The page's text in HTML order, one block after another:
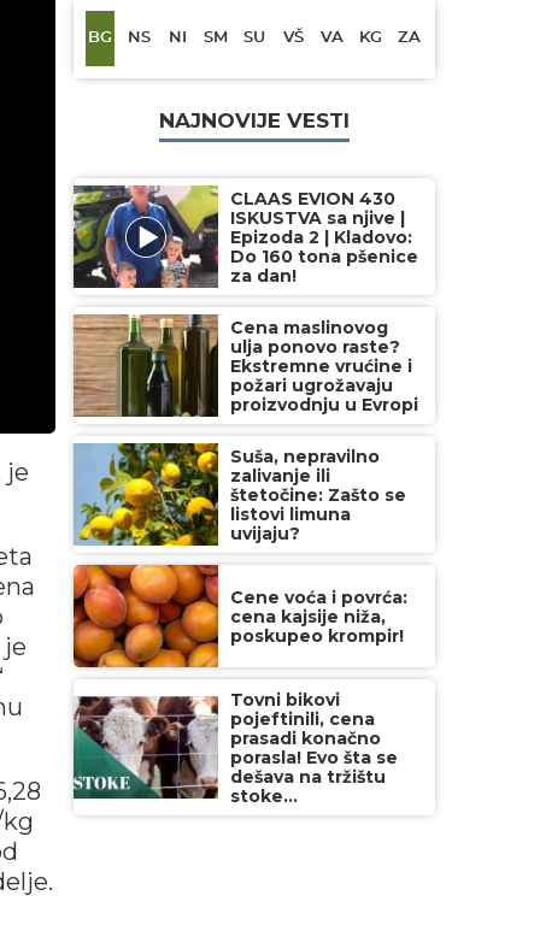
je
je
BG NS NI SM SU VŠ VA KG ZA
NAJNOVIJE VESTI
CLAAS EVION 430
ISKUSTVA sa njive |
Epizoda 2 | Kladovo:
Do 160 tona pšenice
za dan!
Cena maslinovog
ulja ponovo raste?
Ekstremne vrućine i
požari ugrožavaju
proizvodnju u Evropi
Suša, nepravilno
zalivanje ili
štetočine: Zašto se
listovi limuna
uvijaju?
Cene voća i povrća:
cena kajsije niža,
poskupeo krompir!
Tovni bikovi
pojeftinili, cena
prasadi konačno
porasla! Evo šta se
dešava na tržištu
stoke...